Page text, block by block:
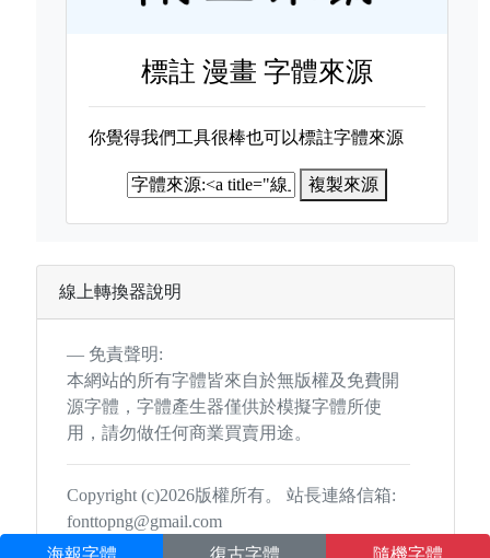
標註漫畫 字體來源
你覺得我們工具很棒也可以標註字體來源
複製來源
線上轉換器說明
免責聲明:
本網站的所有字體皆來自於無版權及免費開
源字體，字體產生器僅供於模擬字體所使
用，請勿做任何商業買賣用途。
Copyright (c)2026版權所有。 站長連絡信箱:
fonttopng@gmail.com
海報字體
復古字體 隨機字體